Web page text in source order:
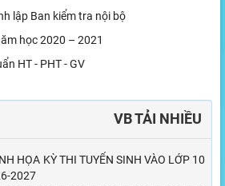
lập Ban kiểm tra nội bộ
học 2020 – 2021
HT - PHT - GV
VB TẢI NHIỀU
HỌA KỲ THI TUYỂN SINH VÀO LỚP 10
2027